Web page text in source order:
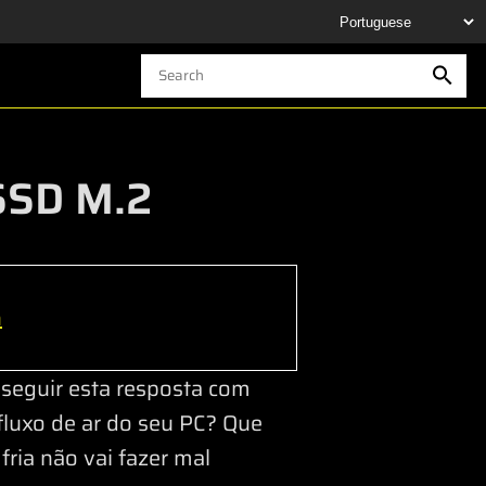
M.2
esta resposta com
de ar do seu PC? Que
não vai fazer mal